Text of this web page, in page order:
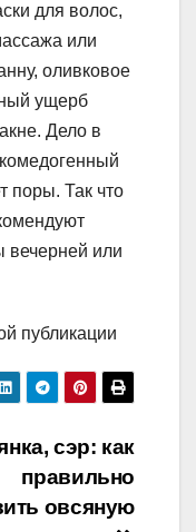
для волос,
или
оливковое
ущерб
Дело в
поры. Так что
вечерней или
публикации
сэр: как
правильно
овсяную